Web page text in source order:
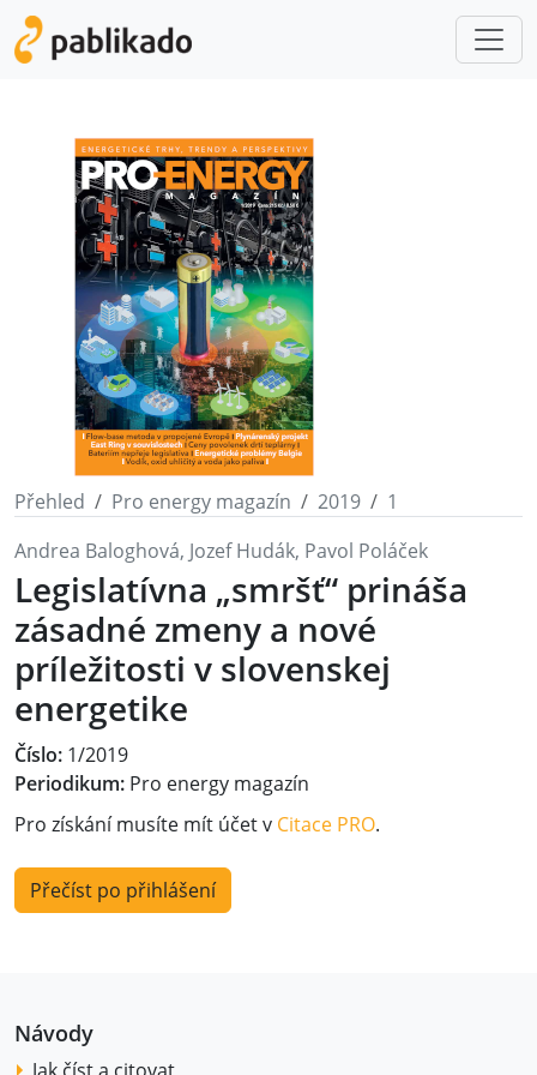
Přehled Pro energy magazín 2019
1
Andrea Baloghová, Jozef Hudák, Pavol Poláček
Legislatívna „smršť“ prináša
zásadné zmeny a nové
príležitosti v slovenskej
energetike
Číslo: 1/2019
Periodikum: Pro energy magazín
Pro získání musíte mít účet v Citace PRO.
Přečíst po přihlášení
Návody